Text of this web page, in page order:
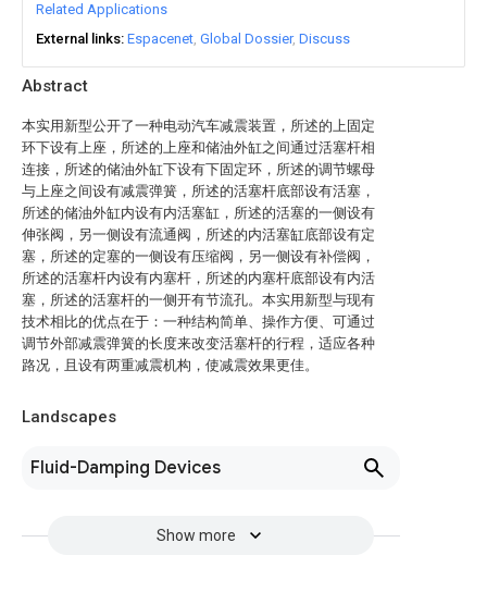
Abstract
本实用新型公开了一种电动汽车减震装置，所述的上固定
环下设有上座，所述的上座和储油外缸之间通过活塞杆相
连接，所述的储油外缸下设有下固定环，所述的调节螺母
与上座之间设有减震弹簧，所述的活塞杆底部设有活塞，
所述的储油外缸内设有内活塞缸，所述的活塞的一侧设有
伸张阀，另一侧设有流通阀，所述的内活塞缸底部设有定
塞，所述的定塞的一侧设有压缩阀，另一侧设有补偿阀，
所述的活塞杆内设有内塞杆，所述的内塞杆底部设有内活
塞，所述的活塞杆的一侧开有节流孔。本实用新型与现有
技术相比的优点在于：一种结构简单、操作方便、可通过
调节外部减震弹簧的长度来改变活塞杆的行程，适应各种
路况，且设有两重减震机构，使减震效果更佳。
Landscapes
Fluid-Damping Devices
Show more
Related Applications
External links Espacenet Global Dossier Discuss